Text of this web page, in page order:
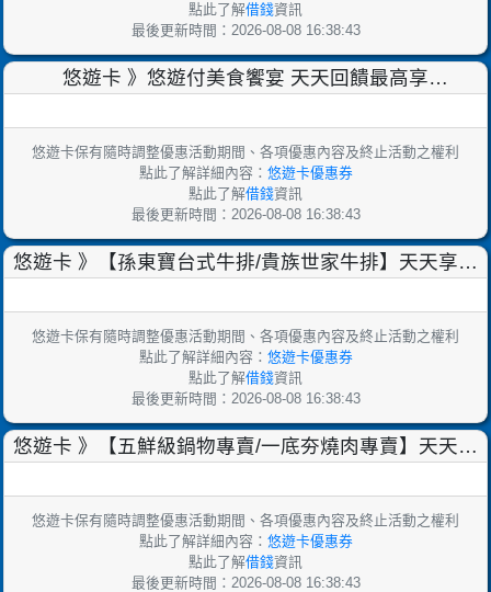
點此了解借錢資訊
最後更新時間：2026-08-08 16:38:43
悠遊卡 》悠遊付美食饗宴 天天回饋最高享
悠遊卡保有隨時調整優惠活動期間、各項優惠內容及終止活動之權利
點此了解詳細內容： 悠遊卡優惠券
點此了解借錢資訊
最後更新時間：2026-08-08 16:38:43
悠遊卡 》【孫東寶台式牛排/貴族世家牛排】天天享最
悠遊卡保有隨時調整優惠活動期間、各項優惠內容及終止活動之權利
點此了解詳細內容： 悠遊卡優惠券
點此了解借錢資訊
最後更新時間：2026-08-08 16:38:43
悠遊卡 》【五鮮級鍋物專賣/一底夯燒肉專賣】天天享
悠遊卡保有隨時調整優惠活動期間、各項優惠內容及終止活動之權利
點此了解詳細內容： 悠遊卡優惠券
點此了解借錢資訊
最後更新時間：2026-08-08 16:38:43